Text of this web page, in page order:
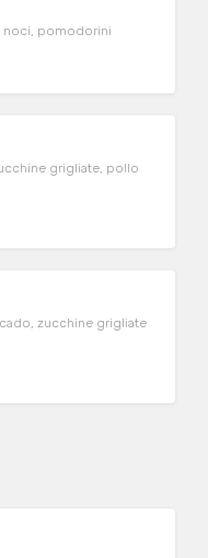
noci, pomodorini
grigliate, pollo
zucchine grigliate